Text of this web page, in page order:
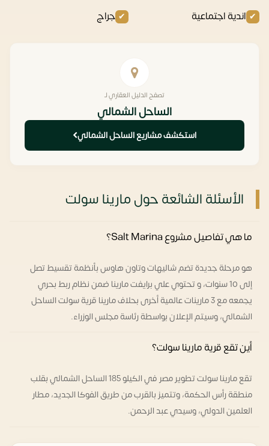
اندية اجتماعية
جراج
تصفح الدليل العقاري لـ
الساحل الشمالي
استكشف مشاريع الساحل الشمالي
الأسئلة الشائعة حول مارينا سولت
ما هي تفاصيل مشروع Salt Marina؟
هو مرحلة جديدة تضم شاليهات وتاون هاوس بأنظمة تقسيط تصل
إلى 10 سنوات، و تحتوي علي برايفت مارينا ضمن نظام ربط بحري
يجمعه مع 3 مارينات عالمية أخرى بحلاف مارينا قرية سولت الساحل
الشمالي، وسيتم الإعلان بواسطة رئاسة مجلس الوزراء.
أين تقع قرية مارينا سولت؟
تقع مارينا سولت تطوير مصر في الكيلو 185 الساحل الشمالي بقلب
منطقة رأس الحكمة، وتتميز بالقرب من طريق الفوكا الجديد، مطار
العلمين الدولي، وسيدي عبد الرحمن.